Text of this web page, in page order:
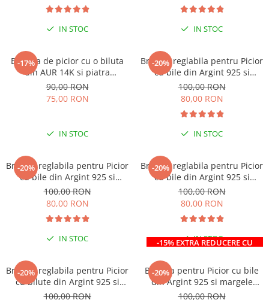
IN STOC IN STOC
-17%
Bratara de picior cu o biluta
din AUR 14K si piatra
Naturala Onix Mat
90,00 RON
75,00 RON
IN STOC
-20%
Bratara reglabila pentru Picior
cu bile din Argint 925 si
margele Miyuki rosii
100,00 RON
80,00 RON
IN STOC
-20%
Bratara reglabila pentru Picior
cu bile din Argint 925 si
margele Miyuki galbene
100,00 RON
80,00 RON
IN STOC
-20%
-15% EXTRA REDUCERE CU
LA COMENZI DE MINIM 99 RON
Bratara reglabila pentru Picior
cu bile din Argint 925 si
margele Miyuki bej
100,00 RON
80,00 RON
IN STOC
-20%
Bratara reglabila pentru Picior
cu bilute din Argint 925 si
margele Miyuki albastre
100,00 RON
-20%
Bratara pentru Picior cu bile
din Argint 925 si margele
albe/maro
100,00 RON